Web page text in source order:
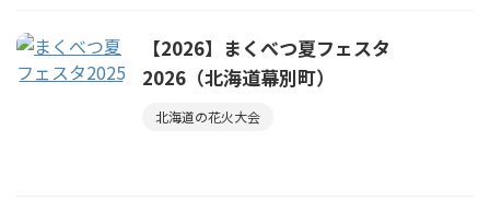
【2026】まくべつ夏フェスタ
2026（北海道幕別町）
北海道の花火大会